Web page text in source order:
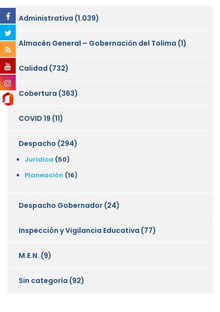
Administrativa (1.039)
Almacén General – Gobernación del Tolima (1)
Calidad (732)
Cobertura (363)
COVID 19 (11)
Despacho (294)
Juridica (50)
Planeación (16)
Despacho Gobernador (24)
Inspección y Vigilancia Educativa (77)
M.E.N. (9)
Sin categoría (92)